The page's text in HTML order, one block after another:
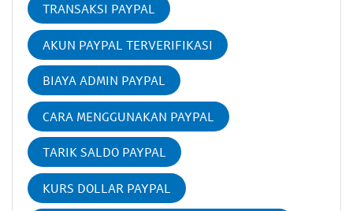
TRANSAKSI PAYPAL
AKUN PAYPAL TERVERIFIKASI
BIAYA ADMIN PAYPAL
CARA MENGGUNAKAN PAYPAL
TARIK SALDO PAYPAL
KURS DOLLAR PAYPAL